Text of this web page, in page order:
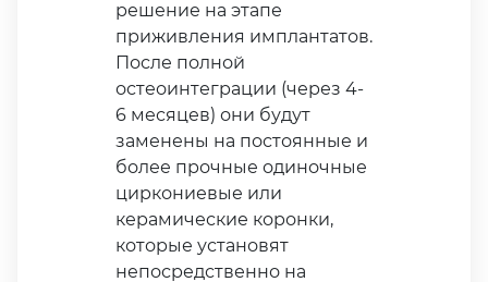
решение на этапе
приживления имплантатов.
После полной
остеоинтеграции (через 4-
6 месяцев) они будут
заменены на постоянные и
более прочные одиночные
циркониевые или
керамические коронки,
которые установят
непосредственно на